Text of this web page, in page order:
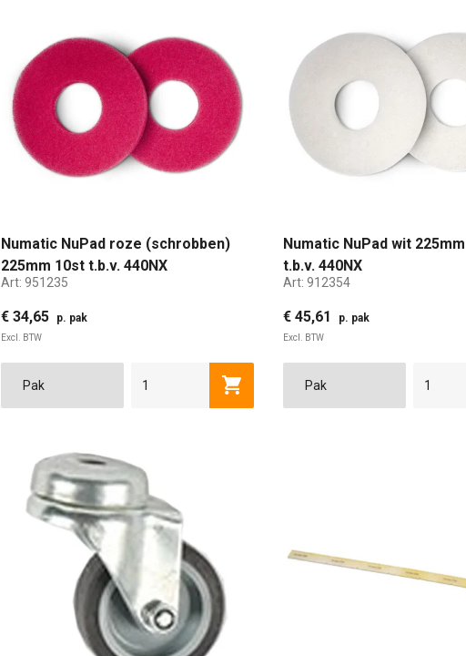
Numatic NuPad roze (schrobben)
225mm 10st t.b.v. 440NX
Art: 951235
€ 34,65 p. pak
Excl. BTW
Toevoegen aan winkelwagen
Numatic NuPad wit
t.b.v. 440NX
Art: 912354
€ 45,61 p. pak
Excl. BTW